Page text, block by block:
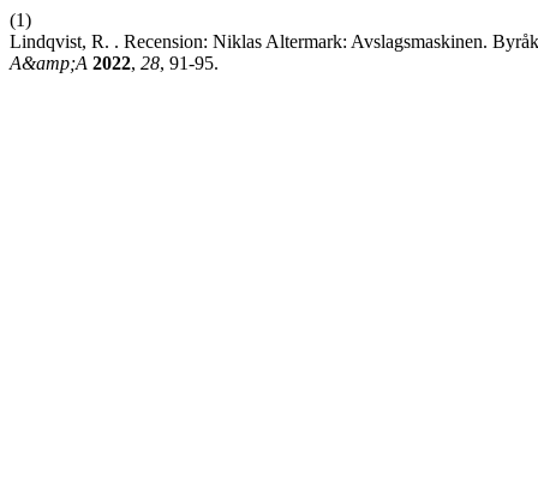
(1)
Lindqvist, R. . Recension: Niklas Altermark: Avslagsmaskinen.
A&amp;A 2022, 28, 91-95.